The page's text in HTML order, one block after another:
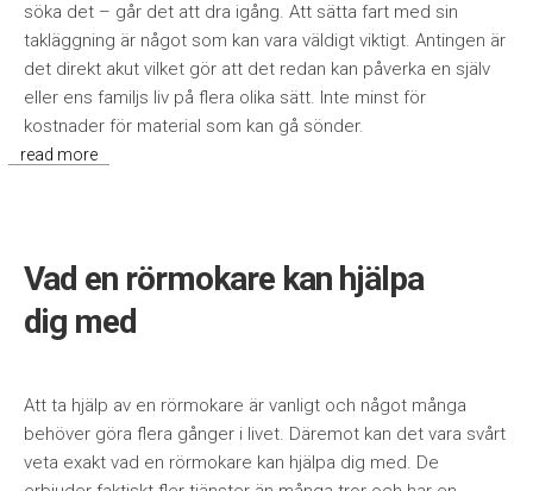
söka det – går det att dra igång. Att sätta fart med sin
takläggning är något som kan vara väldigt viktigt. Antingen är
det direkt akut vilket gör att det redan kan påverka en själv
eller ens familjs liv på flera olika sätt. Inte minst för
kostnader för material som kan gå sönder.
read more
Vad en rörmokare kan hjälpa
dig med
Att ta hjälp av en rörmokare är vanligt och något många
behöver göra flera gånger i livet. Däremot kan det vara svårt
veta exakt vad en rörmokare kan hjälpa dig med. De